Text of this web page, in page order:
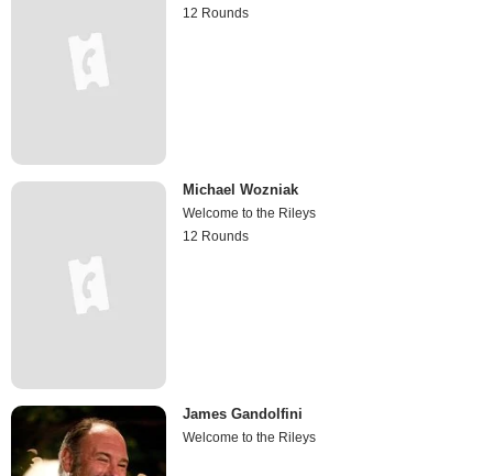
12 Rounds
Michael Wozniak
Welcome to the Rileys
12 Rounds
James Gandolfini
Welcome to the Rileys